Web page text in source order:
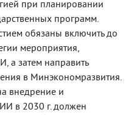
при планировании
программ.
обязаны включить до
мероприятия,
а затем направить
в Минэкономразвития.
внедрение и
в 2030 г. должен